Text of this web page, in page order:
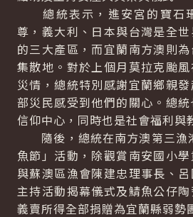
總統表示，進安宮的寶石
尊，義大利、日本與台灣是全
的三大產區，而宜蘭南方澳則
集散地。對於上個月莫拉克颱
災情，總統特別感謝宜蘭鄉親
部災民感受到他們的關心。總
信仰中心，同時也是社會福利與
隨後，總統在南方澳第三漁
魚節」活動，除觀賞南安國小
與蘇澳區漁會陳建忠理事長、
主持活動揭幕儀式及鯖魚公仔陶
義賣所得全部捐贈為宜蘭縣弱勢